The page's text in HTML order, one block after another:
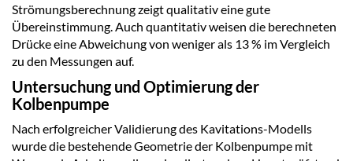
Strömungsberechnung zeigt qualitativ eine gute
Übereinstimmung. Auch quantitativ weisen die berechneten
Drücke eine Abweichung von weniger als 13 % im Vergleich
zu den Messungen auf.
Untersuchung und Optimierung der
Kolbenpumpe
Nach erfolgreicher Validierung des Kavitations-Modells
wurde die bestehende Geometrie der Kolbenpumpe mit